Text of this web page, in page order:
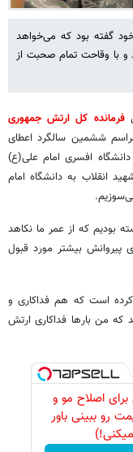
گفته بود که می‌خواهد
و با وقاحت تمام صحبت از
فرمانده کل ارتش جمهوری
۲۶ خرداد) در مراسم ششمین سالگرد اعطای
ارتش که در دانشگاه افسری امام علی(ع)
انقلاب به دانشگاه امام
بودیم که از عمر ما نکاهد
پیروانش بیشتر مورد قبول
کرده است که هم فداکاری و
که من بارها فداکاری ارتش
برای اصلاح مو و
رو ببینی باور